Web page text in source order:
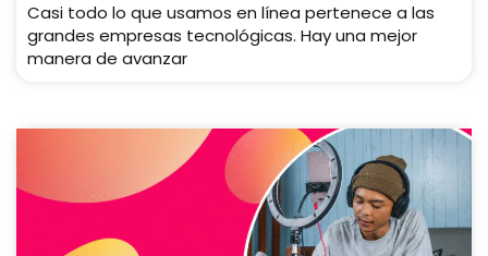
Casi todo lo que usamos en línea pertenece a las
grandes empresas tecnológicas. Hay una mejor
manera de avanzar